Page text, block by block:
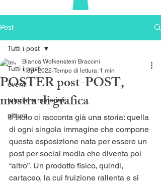
Post
Tutti i post
eventi
tutorial e materiali
pittura
Tutti i post
POSTER post-POST,
mostra di grafica
Bianca Wolkenstein Braccini
1 apr 2022 Tempo di lettura: 1 min
Il titolo ci racconta già una storia: quella
di ogni singola immagine che compone
questa esposizione nata per essere un
post per social media che diventa poi
“altro”. Un prodotto fisico, quindi,
cartaceo, la cui fruizione rallenta e si